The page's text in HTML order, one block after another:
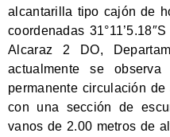
alcantarilla tipo cajón de
coordenadas
Alcaraz 2 DO,
actualmente se
permanente circulación
con una sección de
vanos de 2.00 metros de